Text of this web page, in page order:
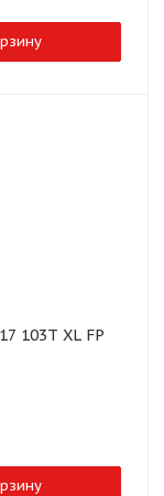
103T XL FP